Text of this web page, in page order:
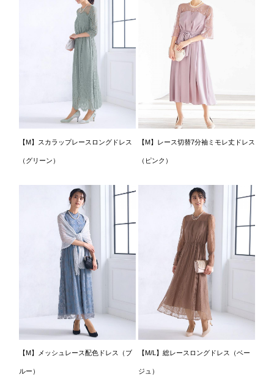
【M】スカラップレースロングドレス
（グリーン）
【M】レース切替7分袖ミモレ丈ドレス
（ピンク）
【M】メッシュレース配色ドレス（ブ
ルー）
【M/L】総レースロングドレス（ベー
ジュ）